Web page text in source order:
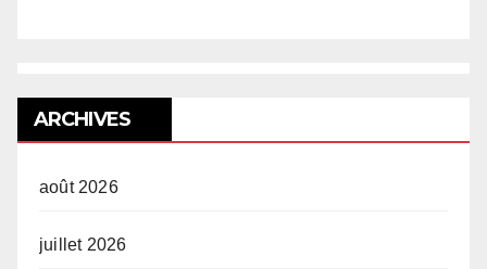
ARCHIVES
août 2026
juillet 2026